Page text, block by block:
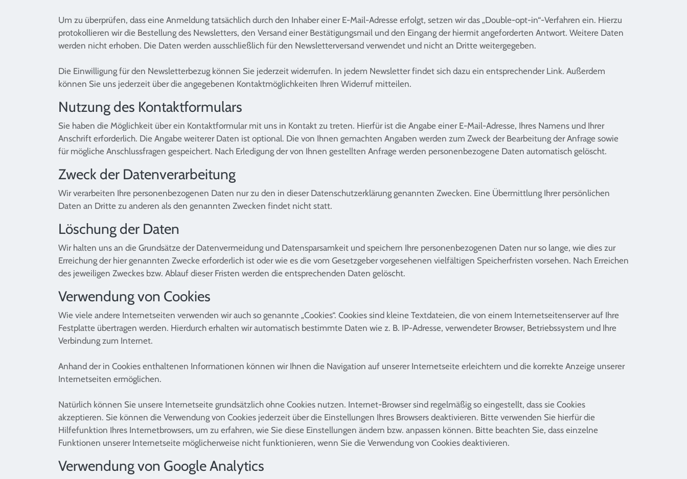
Um zu überprüfen, dass eine Anmeldung tatsächlich durch den Inhaber einer E-Mail-Adresse erfolgt, setzen wir das „Double-opt-in“-Verfahren ein. Hierzu
protokollieren wir die Bestellung des Newsletters, den Versand einer Bestätigungsmail und den Eingang der hiermit angeforderten Antwort. Weitere Daten
werden nicht erhoben. Die Daten werden ausschließlich für den Newsletterversand verwendet und nicht an Dritte weitergegeben.
Die Einwilligung für den Newsletterbezug können Sie jederzeit widerrufen. In jedem Newsletter findet sich dazu ein entsprechender Link. Außerdem
können Sie uns jederzeit über die angegebenen Kontaktmöglichkeiten Ihren Widerruf mitteilen.
Nutzung des Kontaktformulars
Sie haben die Möglichkeit über ein Kontaktformular mit uns in Kontakt zu treten. Hierfür ist die Angabe einer E-Mail-Adresse, Ihres Namens und Ihrer
Anschrift erforderlich. Die Angabe weiterer Daten ist optional. Die von Ihnen gemachten Angaben werden zum Zweck der Bearbeitung der Anfrage sowie
für mögliche Anschlussfragen gespeichert. Nach Erledigung der von Ihnen gestellten Anfrage werden personenbezogene Daten automatisch gelöscht.
Zweck der Datenverarbeitung
Wir verarbeiten Ihre personenbezogenen Daten nur zu den in dieser Datenschutzerklärung genannten Zwecken. Eine Übermittlung Ihrer persönlichen
Daten an Dritte zu anderen als den genannten Zwecken findet nicht statt.
Löschung der Daten
Wir halten uns an die Grundsätze der Datenvermeidung und Datensparsamkeit und speichern Ihre personenbezogenen Daten nur so lange, wie dies zur
Erreichung der hier genannten Zwecke erforderlich ist oder wie es die vom Gesetzgeber vorgesehenen vielfältigen Speicherfristen vorsehen. Nach Erreichen
des jeweiligen Zweckes bzw. Ablauf dieser Fristen werden die entsprechenden Daten gelöscht.
Verwendung von Cookies
Wie viele andere Internetseiten verwenden wir auch so genannte „Cookies“. Cookies sind kleine Textdateien, die von einem Internetseitenserver auf Ihre
Festplatte übertragen werden. Hierdurch erhalten wir automatisch bestimmte Daten wie z. B. IP-Adresse, verwendeter Browser, Betriebssystem und Ihre
Verbindung zum Internet.
Anhand der in Cookies enthaltenen Informationen können wir Ihnen die Navigation auf unserer Internetseite erleichtern und die korrekte Anzeige unserer
Internetseiten ermöglichen.
Natürlich können Sie unsere Internetseite grundsätzlich ohne Cookies nutzen. Internet-Browser sind regelmäßig so eingestellt, dass sie Cookies
akzeptieren. Sie können die Verwendung von Cookies jederzeit über die Einstellungen Ihres Browsers deaktivieren. Bitte verwenden Sie hierfür die
Hilfefunktion Ihres Internetbrowsers, um zu erfahren, wie Sie diese Einstellungen ändern bzw. anpassen können. Bitte beachten Sie, dass einzelne
Funktionen unserer Internetseite möglicherweise nicht funktionieren, wenn Sie die Verwendung von Cookies deaktivieren.
Verwendung von Google Analytics